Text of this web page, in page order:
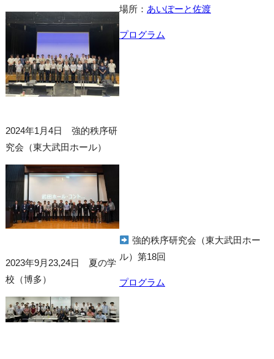
2024年1月4日 強的秩序研
究会（東大武田ホール）
2023年9月23,24日 夏の学
校（博多）
場所： あいぽーと佐渡
プログラム
強的秩序研究会（東大武田ホー
ル）第18回
プログラム